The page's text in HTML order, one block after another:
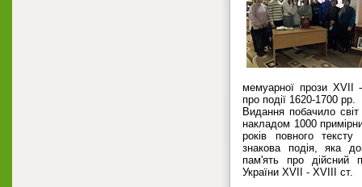
мемуарної прози ХVІІ
про події 1620-1700 рр.
Видання побачило
накладом 1000
років повного
знакова подія, яка
пам'ять про дійсний
України ХVІІ - ХVІІІ ст.